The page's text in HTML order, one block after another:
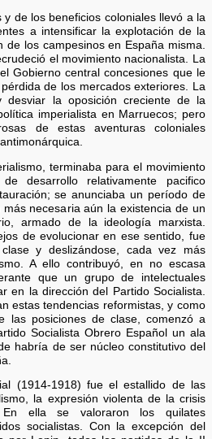
y de los beneficios coloniales llevó a la
a intensificar la explotación de la
de los campesinos en España misma.
el movimiento nacionalista. La
Gobierno central concesiones que le
de los mercados exteriores. La
desviar la oposición creciente de la
imperialista en Marruecos; pero
de estas aventuras coloniales
terminaba para el movimiento
desarrollo relativamente pacifico
se anunciaba un período de
necesaria aún la existencia de un
armado de la ideología marxista.
de evolucionar en ese sentido, fue
y deslizándose, cada vez más
A ello contribuyó, en no escasa
que un grupo de intelectuales
en la dirección del Partido Socialista.
estas tendencias reformistas, y como
las posiciones de clase, comenzó a
Socialista Obrero Español un ala
habría de ser núcleo constitutivo del
(1914-1918) fue el estallido de las
la expresión violenta de la crisis
En ella se valoraron los quilates
socialistas. Con la excepción del